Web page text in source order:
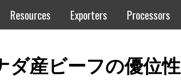
Resources Exporters Processors
ダ産ビーフの優位性